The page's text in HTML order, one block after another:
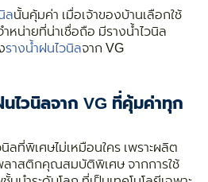
ลนั้นคุ้มค่า เมื่อเจ้าของบ้านเลือกใช้
หน่ายที่น่าเชื่อถือ มีรางน้ำไวนิล
รางน้ำฝนไวนิลจาก VG
นไวนิลจาก VG ที่คุ้มค่าทุก
นิลที่พิเศษไม่เหมือนใคร เพราะผลิต
าสติกคุณสมบัติพิเศษ จากการใช้